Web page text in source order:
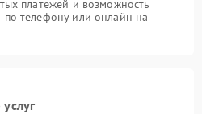
платежей и возможность
по телефону или онлайн на